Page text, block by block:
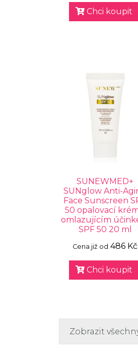
Chci koupit
SUNEWMED+
SUNglow Anti-
Face Sunscreen
50 opalovací
omlazujícím
SPF 50 20 ml
Cena již od 486 Kč
Chci koupit
Zobrazit